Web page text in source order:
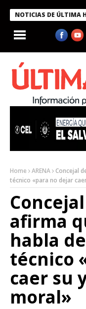
NOTICIAS DE ÚLTIMA
Bukele condecora a
Home ARENA Concejal
técnico «para no dejar
afirma
habla
técnico
caer su
moral»